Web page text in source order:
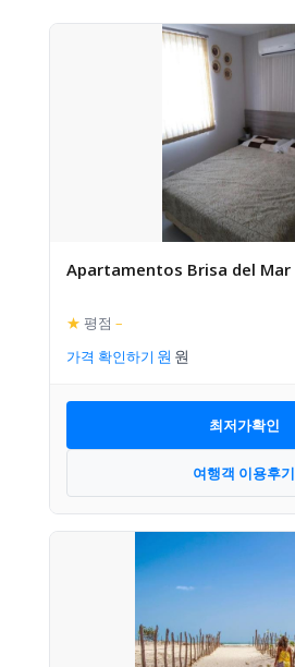
Apartamentos Brisa del Mar
★ 평점 –
가격 확인하기
최저가확인
여행객 이용후기